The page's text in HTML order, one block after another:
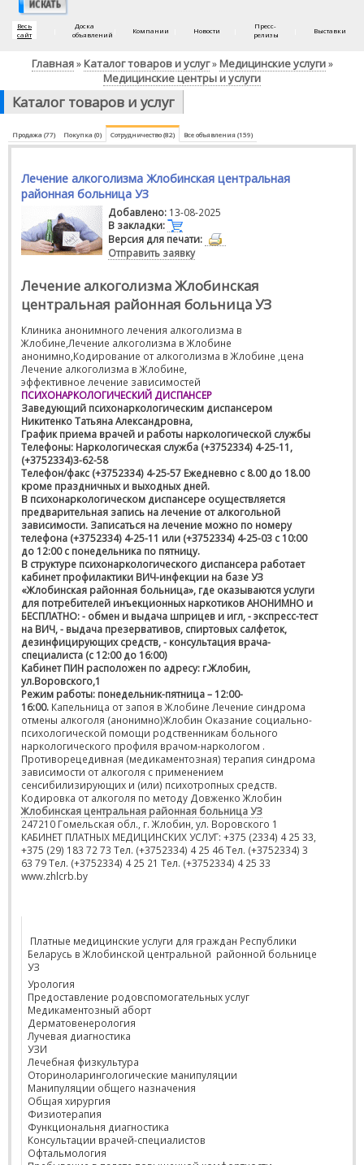
Весь
сайт
Доска
объявлений
Компании Новости
Пресс-
релизы
Выставки
Главная» Каталог товаров и услуг» Медицинские услуги»
Медицинские центры и услуги
Каталог товаров и услуг
Продажа (77) Покупка (0) Сотрудничество (82) Все объявления (159)
Лечение алкоголизма Жлобинская центральная
районная больница УЗ
Добавлено: 13-08-2025
В закладки:
Версия для печати:
Отправить заявку
Лечение алкоголизма Жлобинская
центральная районная больница УЗ
Клиника анонимного лечения алкоголизма в
Жлобине,Лечение алкоголизма в Жлобине
анонимно,Кодирование от алкоголизма в Жлобине ,цена
Лечение алкоголизма в Жлобине,
эффективное лечение зависимостей
ПСИХОНАРКОЛОГИЧЕСКИЙ ДИСПАНСЕР
Заведующий психонаркологическим диспансером
Никитенко Татьяна Александровна,
График приема врачей и работы наркологической службы
Телефоны: Наркологическая служба (+3752334) 4-25-11,
(+3752334)3-62-58
Телефон/факс (+3752334) 4-25-57 Ежедневно с 8.00 до 18.00
кроме праздничных и выходных дней.
В психонаркологическом диспансере осуществляется
предварительная запись на лечение от алкогольной
зависимости. Записаться на лечение можно по номеру
телефона (+3752334) 4-25-11 или (+3752334) 4-25-03 с 10:00
до 12:00 с понедельника по пятницу.
В структуре психонаркологического диспансера работает
кабинет профилактики ВИЧ-инфекции на базе УЗ
«Жлобинская районная больница», где оказываются услуги
для потребителей инъекционных наркотиков АНОНИМНО и
БЕСПЛАТНО: - обмен и выдача шприцев и игл, - экспресс-тест
на ВИЧ, - выдача презервативов, спиртовых салфеток,
дезинфицирующих средств, - консультация врача-
специалиста (с 12:00 до 16:00)
Кабинет ПИН расположен по адресу: г.Жлобин,
ул.Воровского,1
Режим работы: понедельник-пятница – 12:00-
16:00. Капельница от запоя в Жлобине Лечение синдрома
отмены алкоголя (анонимно)Жлобин Оказание социально-
психологической помощи родственникам больного
наркологического профиля врачом-наркологом .
Противорецедивная (медикаментозная) терапия синдрома
зависимости от алкоголя с применением
сенсибилизирующих и (или) психотропных средств.
Кодировка от алкоголя по методу Довженко Жлобин
Жлобинская центральная районная больница УЗ
247210 Гомельская обл., г. Жлобин, ул. Воровского 1
КАБИНЕТ ПЛАТНЫХ МЕДИЦИНСКИХ УСЛУГ: +375 (2334) 4 25 33,
+375 (29) 183 72 73 Тел. (+3752334) 4 25 46 Тел. (+3752334) 3
63 79 Тел. (+3752334) 4 25 21 Тел. (+3752334) 4 25 33
www.zhlcrb.by
Платные медицинские услуги для граждан Республики
Беларусь в Жлобинской центральной районной больнице
УЗ
Урология
Предоставление родовспомогательных услуг
Медикаментозный аборт
Дерматовенерология
Лучевая диагностика
УЗИ
Лечебная физкультура
Оториноларингологические манипуляции
Манипуляции общего назначения
Общая хирургия
Физиотерапия
Функциональня диагностика
Консультации врачей-специалистов
Офтальмология